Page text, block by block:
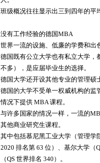
班级概况往往显示出三到四年的平
没有工作经验的德国MBA
世界一流的设施、低廉的学费和出
德国既有公立大学也有私立大学
不多），是应届毕业生的选择。
德国大学还开设其他专业的管理硕
德国的大学不受单一权威机构的监
情况下提供 MBA 课程。
与许多国家的情况一样，一流的
其他商业研究生课程。
其中包括慕尼黑工业大学（管理学
2020 排名第 63 位）、基尔大学（
（QS 世界排名 340）。